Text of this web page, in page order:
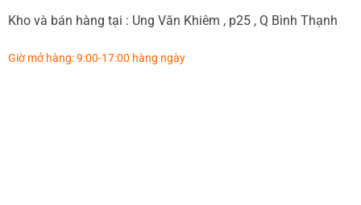
Kho và bán hàng tại : Ung Văn Khiêm , p25 , Q Bình Thạnh
Giờ mở hàng: 9:00-17:00 hàng ngày